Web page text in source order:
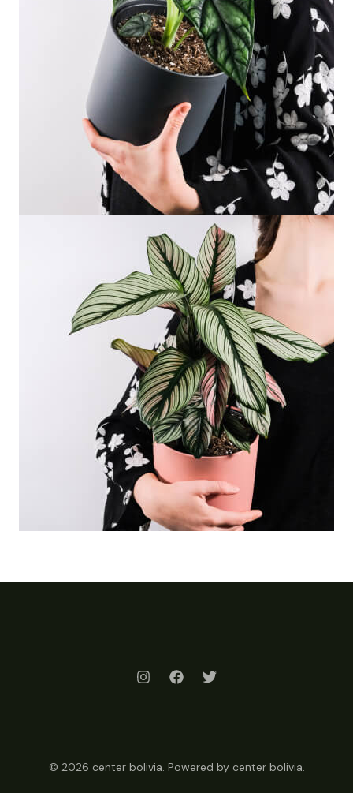
© 2026 center bolivia. Powered by center bolivia.